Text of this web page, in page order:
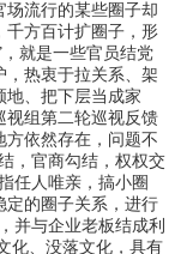
场流行的某些圈子却
千方百计扩圈子，形
就是一些官员结党
，热衷于拉关系、架
地、把下层当成家
视组第二轮巡视反馈
方依然存在，问题不
，官商勾结，权权交
任人唯亲，搞小圈
定的圈子关系，进行
并与企业老板结成利
化、没落文化，具有